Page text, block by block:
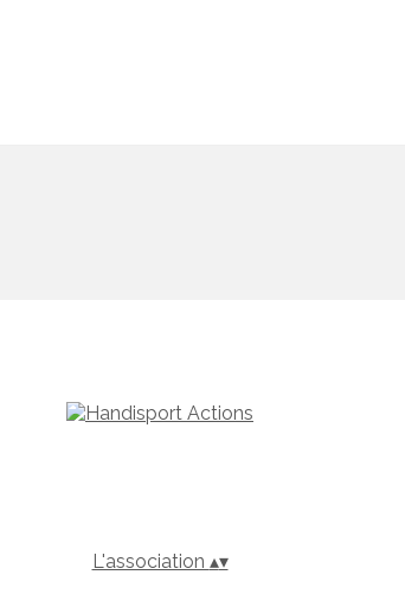
L'association ▴▾